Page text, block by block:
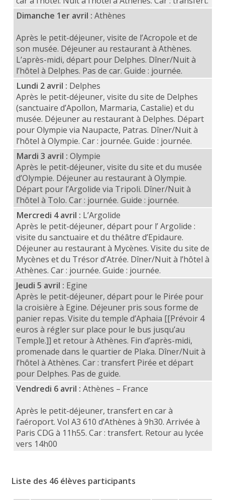
Dimanche 1er avril : Athènes
Après le petit-déjeuner, visite de l’Acropole et de
son musée. Déjeuner au restaurant à Athènes.
L’après-midi, départ pour Delphes. Dîner/Nuit à
l’hôtel à Delphes. Pas de car. Guide : journée.
Lundi 2 avril : Delphes
Après le petit-déjeuner, visite du site de Delphes
(sanctuaire d’Apollon, Marmaria, Castalie) et du
musée. Déjeuner au restaurant à Delphes. Départ
pour Olympie via Naupacte, Patras. Dîner/Nuit à
l’hôtel à Olympie. Car : journée. Guide : journée.
Mardi 3 avril : Olympie
Après le petit-déjeuner, visite du site et du musée
d’Olympie. Déjeuner au restaurant à Olympie.
Départ pour l’Argolide via Tripoli. Dîner/Nuit à
l’hôtel à Tolo. Car : journée. Guide : journée.
Mercredi 4 avril : L’Argolide
Après le petit-déjeuner, départ pour l’ Argolide :
visite du sanctuaire et du théâtre d’Epidaure.
Déjeuner au restaurant à Mycènes. Visite du site de
Mycènes et du Trésor d’Atrée. Dîner/Nuit à l’hôtel à
Athènes. Car : journée. Guide : journée.
Jeudi 5 avril : Egine
Après le petit-déjeuner, départ pour le Pirée pour
la croisière à Egine. Déjeuner pris sous forme de
panier repas. Visite du temple d’Aphaia [[Prévoir 4
euros à régler sur place pour le bus jusqu’au
Temple.]] et retour à Athènes. Fin d’après-midi,
promenade dans le quartier de Plaka. Dîner/Nuit à
l’hôtel à Athènes. Car : transfert Pirée et départ
pour Delphes. Pas de guide.
Vendredi 6 avril : Athènes – France
Après le petit-déjeuner, transfert en car à
l’aéroport. Vol A3 610 d’Athènes à 9h30. Arrivée à
Paris CDG à 11h55. Car : transfert. Retour au lycée
vers 14h00
Liste des 46 élèves participants